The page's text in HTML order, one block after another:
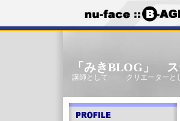
「みきBLOG」
講師として･･･ クリエーターと